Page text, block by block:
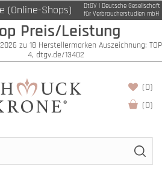
(Online-Shops)
DtGV | Deutsche Gesellschaft
für Verbraucherstudien mbH
Preis/Leistung
zu 18 Herstellermarken Auszeichnung: TOP
4, dtgv.de/13402
(0)
(0)